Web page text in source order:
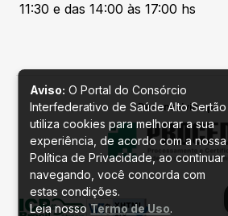
11:30 e das 14:00 às 17:00 hs
Desenvolvido por
Aviso: O Portal do Consórcio
Interfederativo de Saúde Alto Sertão
utiliza cookies para melhorar a sua
experiência, de acordo com a nossa
Política de Privacidade, ao continuar
navegando, você concorda com
estas condições.
Leia nossoTermo de Uso.